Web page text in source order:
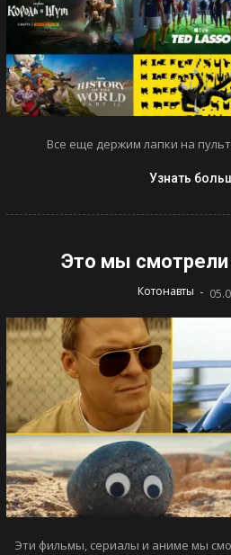
Все еще держим лапки на
Узнать
Это мы смотрели
Котонавты -
Эти фильмы, сериалы и аниме мы